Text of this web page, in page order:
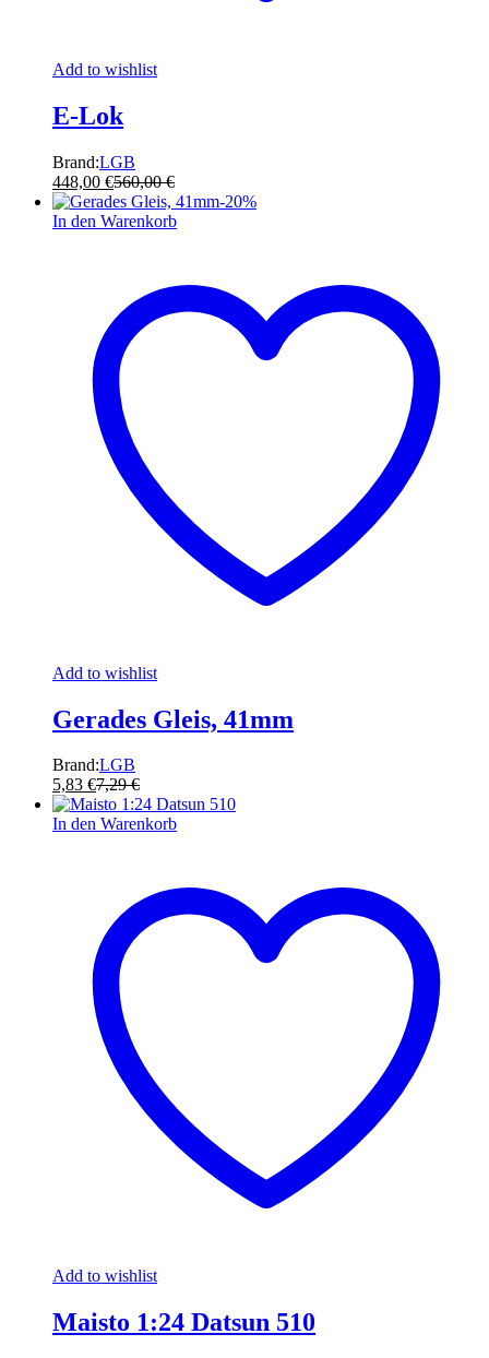
Add to wishlist
E-Lok
Brand:LGB
448,00 €560,00€
-20%
In den Warenkorb
Add to wishlist
Gerades Gleis, 41mm
Brand:LGB
5,83 €7,29€
In den Warenkorb
Add to wishlist
Maisto 1:24 Datsun 510